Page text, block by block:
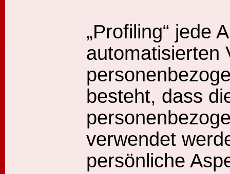
„Profiling“ jede
automatisierten
besteht, dass
verwendet
persönliche